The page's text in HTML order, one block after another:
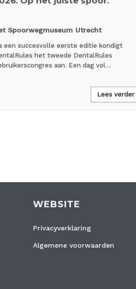
Spoorwegmuseum Utrecht
een succesvolle eerste editie kondigt
het tweede DentalRules
aan. Een dag vol…
Lees verder
WEBSITE
Privacyverklaring
Algemene voorwaarden